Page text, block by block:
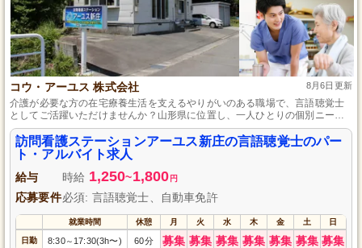
コウ・アーユス 株式会社 8月6日更新
介護が必要な方の在宅療養生活を支えるやりがいのある職場で、言語聴覚士
としてご活躍いただけませんか？山形県に位置し、一人ひとりの個別ニーズ
に応じたリハビリテーションを提供しています。言語聴覚士資格と自動車運
転免許をお持ちの方、これまでの経験を活かしつつ、更なるスキルアップを
目指しませんか？地域社会に貢献することへの喜びと成長を感じることがで
きる職場です。
訪問看護ステーションアーユス新庄の言語聴覚士のパー
ト・アルバイト求人
給与 時給 1,250~1,800 円
応募要件必須: 言語聴覚士、自動車免許
就業時間 休憩 月 火 水 木 金 土 日
日勤 8:30～ 17:30(3h〜) 60分 募集 募集 募集 募集 募集 募集 募集